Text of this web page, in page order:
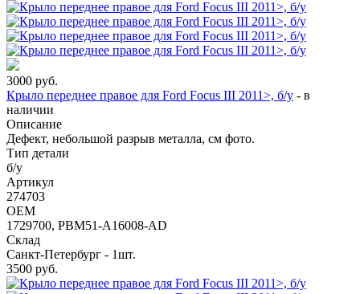
3000 руб.
Крыло переднее правое для Ford Focus III 2011>, б/у - в
наличии
Описание
Дефект, небольшой разрыв металла, см фото.
Тип детали
б/у
Артикул
274703
OEM
1729700, PBM51-A16008-AD
Склад
Санкт-Петербург - 1шт.
3500 руб.